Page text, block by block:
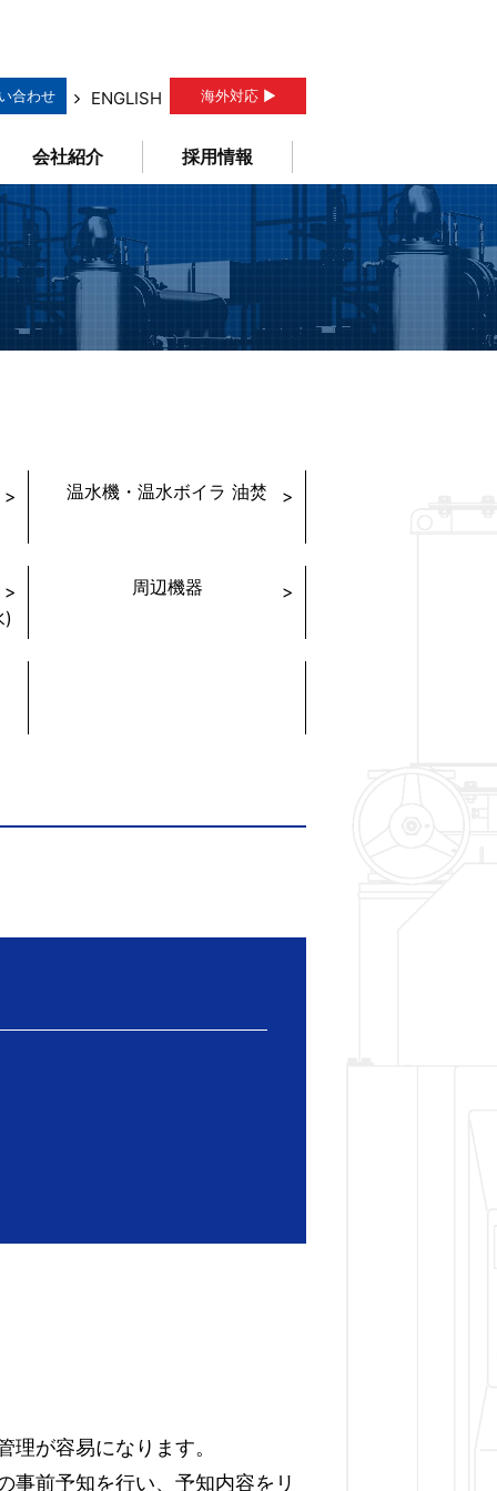
合わせ ENGLISH 海外対応 ▶
会社紹介 採用情報
温水機・温水ボイラ 油焚
)
周辺機器
が容易になります。
事前予知を行い、予知内容をリ